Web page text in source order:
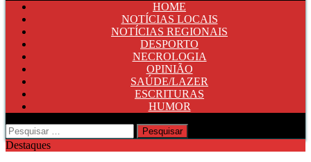
HOME
NOTÍCIAS LOCAIS
NOTÍCIAS REGIONAIS
DESPORTO
NECROLOGIA
OPINIÃO
SAÚDE/LAZER
ESCRITURAS
HUMOR
Pesquisar
por:
Destaques